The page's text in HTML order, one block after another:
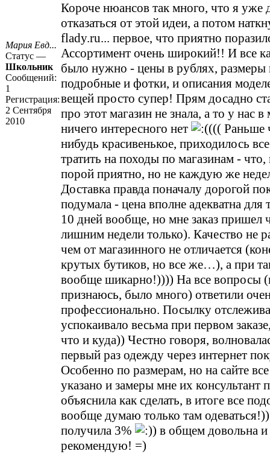
Мария Евд...
Статус —
Школьник
Сообщений:
1
Регистрация:
2 Сентября
2010
Короче нюансов так много, что я уже
отказаться от этой идеи, а потом
flady.ru... первое, что приятно
Ассортимент очень широкий!! И все
было нужно - цены в рублях, размеры
подробные и фотки, и описания
вещей просто супер! Прям досадно
про этот магазин не знала, а то у нас в
ничего интересного нет
((( Раньше
нибудь красивенькое, приходилось
тратить на походы по магазинам -
порой приятно, но не каждую же
Доставка правда поначалу дорогой
подумала - цена вполне адекватна для
10 дней вообще, но мне заказ пришел
лишним недели только). Качество не
чем от магазинного не отличается
крутых бутиков, но все же…), а при
вообще шикарно!)))) На все вопросы
признаюсь, было много) ответили
профессионально. Посылку
успокаивало весьма при первом
что и куда)) Честно говоря,
первый раз одежду через интернет
Особенно по размерам, но на сайте
указано и замеры мне их консультант
объяснила как сделать, в итоге все
вообще думаю только там
получила 3%
) в общем довольна и
рекомендую! =)